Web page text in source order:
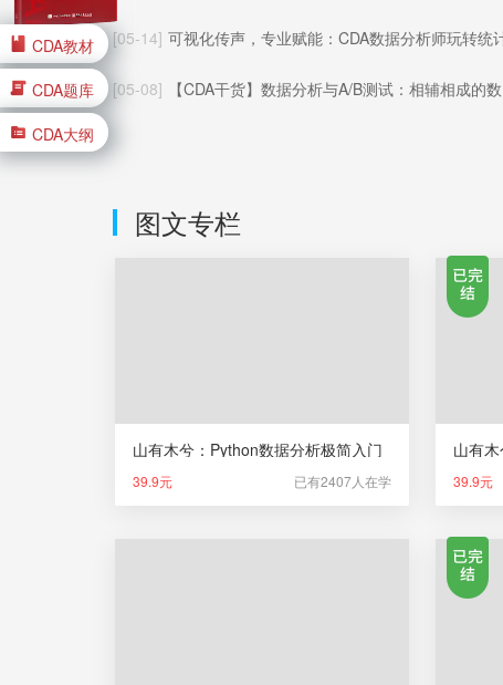
[05-14] 可视化传声，专业赋能：CDA数据分析师玩转统计制图核心价
[05-08] 【CDA干货】数据分析与A/B测试：相辅相成的数据决策闭环
图文专栏
山有木兮：Python数据分析极简入门
39.9元 已有2407人在学
山有
39.9元
CDA教材
CDA题库
CDA大纲